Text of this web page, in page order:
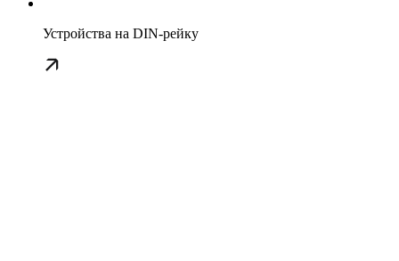
Устройства на DIN-рейку